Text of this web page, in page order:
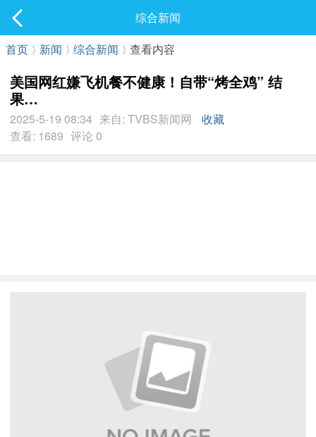
最新发表
综合新闻
首页 ⟩ 新闻 ⟩ 综合新闻 ⟩ 查看内容
美国网红嫌飞机餐不健康！自带“烤全鸡” 结
果…
2025-5-19 08:34 来自: TVBS新闻网
收藏
查看: 1689 评论 0